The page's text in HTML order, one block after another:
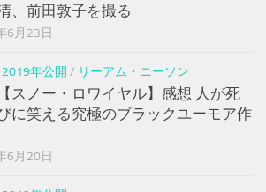
、前田敦子を撮る
6月23日
2019年公開 / リーアム・ニーソン
スノー・ロワイヤル】感想 人が死
に笑える究極のブラックユーモア作
6月20日